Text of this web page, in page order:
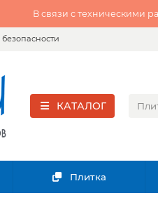
В связи с техническими
КАТАЛОГ
Плитка